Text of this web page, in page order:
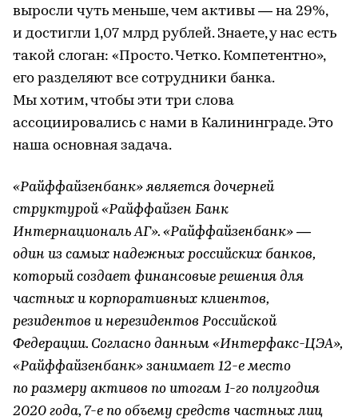
выросли чуть меньше, чем активы — на 29%,
и достигли 1,07 млрд рублей. Знаете, у нас есть
такой слоган: «Просто. Четко. Компетентно»,
его разделяют все сотрудники банка.
Мы хотим, чтобы эти три слова
ассоциировались с нами в Калининграде. Это
наша основная задача.
«Райффайзенбанк» является дочерней
структурой «Райффайзен Банк
Интернациональ АГ». «Райффайзенбанк» —
один из самых надежных российских банков,
который создает финансовые решения для
частных и корпоративных клиентов,
резидентов и нерезидентов Российской
Федерации. Согласно данным «Интерфакс-ЦЭА»,
«Райффайзенбанк» занимает 12-е место
по размеру активов по итогам 1-го полугодия
2020 года, 7-е по объему средств частных лиц